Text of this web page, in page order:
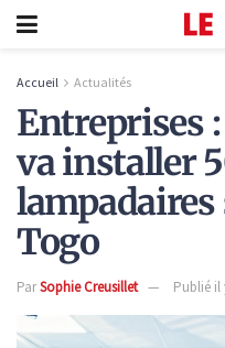
Accueil Actualités
Entreprises
va installer
lampadaires
Togo
ParSophie Creusillet Publié il